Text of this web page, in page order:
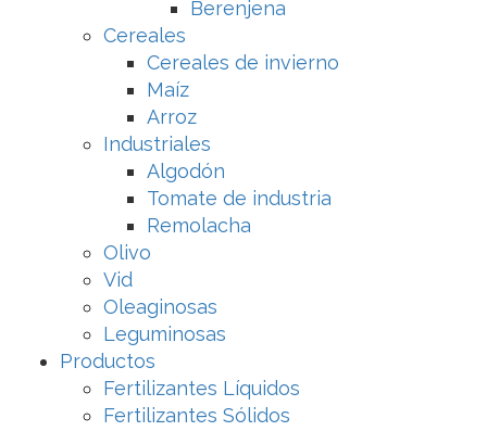
Berenjena
Cereales
Cereales de invierno
Maíz
Arroz
Industriales
Algodón
Tomate de industria
Remolacha
Olivo
Vid
Oleaginosas
Leguminosas
Productos
Fertilizantes Líquidos
Fertilizantes Sólidos